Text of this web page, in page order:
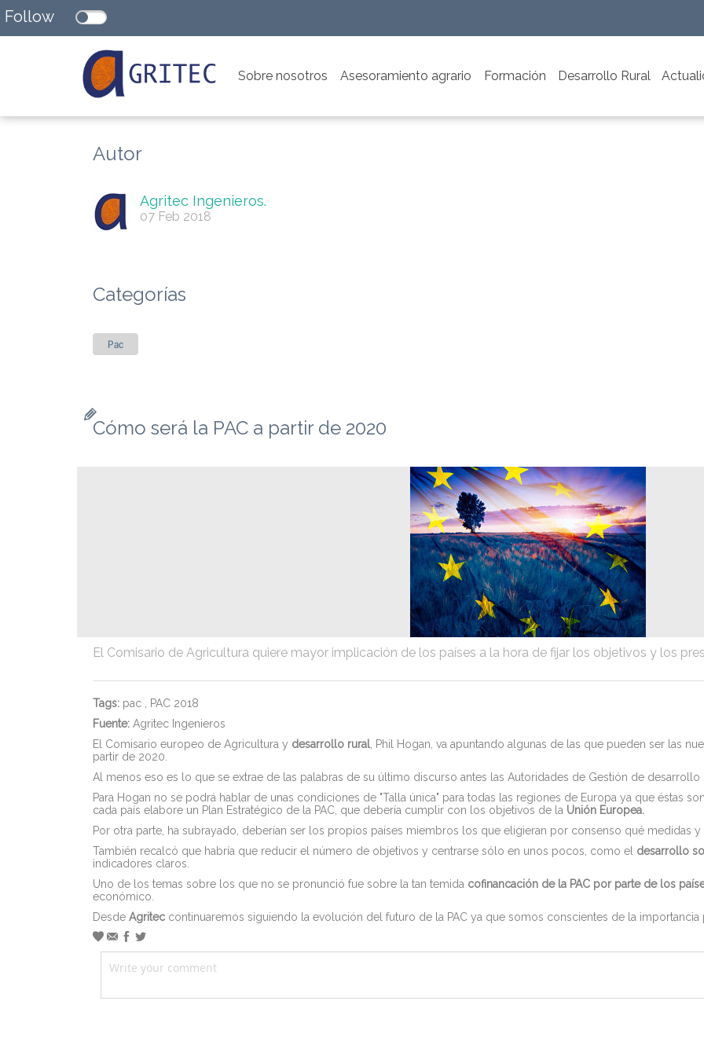
Follow
Sobre nosotros Asesoramiento agrario Formación Desarrollo Rural
Autor
Agritec Ingenieros.
07 Feb 2018
Categorías
Pac
Cómo será la PAC a partir de 2020
El Comisario de Agricultura quiere mayor implicación de los países a la hora de fijar los objetivos y los
Tags: pac
PAC 2018
Fuente: Agritec Ingenieros
El Comisario europeo de Agricultura y desarrollo rural , Phil Hogan, va apuntando algunas de las que pueden ser las
partir de 2020.
Al menos eso es lo que se extrae de las palabras de su último discurso antes las Autoridades de Gestión de desarrollo
Para Hogan no se podrá hablar de unas condiciones de "Talla única" para todas las regiones de Europa ya que éstas
cada país elabore un Plan Estratégico de la PAC, que debería cumplir con los objetivos de la Unión Europea.
Por otra parte, ha subrayado, deberían ser los propios países miembros los que eligieran por consenso qué medidas
También recalcó que habría que reducir el número de objetivos y centrarse sólo en unos pocos, como el desarrollo
indicadores claros.
Uno de los temas sobre los que no se pronunció fue sobre la tan temida cofinancación de la PAC por parte de los
económico.
Desde Agritec continuaremos siguiendo la evolución del futuro de la PAC ya que somos conscientes de la importancia